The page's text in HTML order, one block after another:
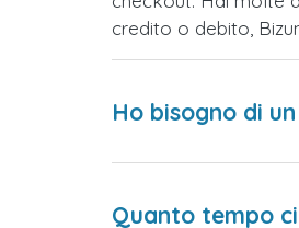
credito o debito,
Ho bisogno di
Quanto tempo